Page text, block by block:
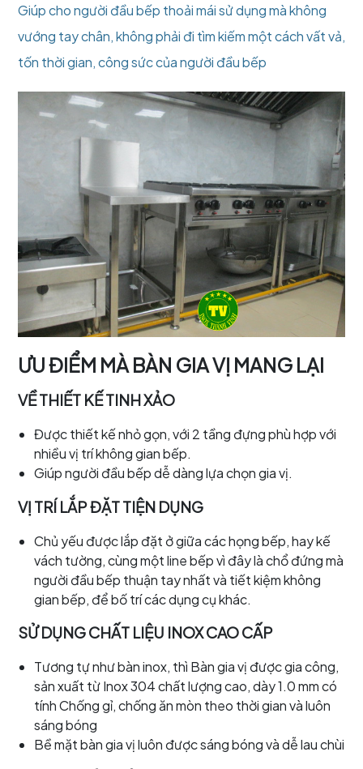
Giúp cho người đầu bếp thoải mái sử dụng mà không
vướng tay chân, không phải đi tìm kiếm một cách vất vả,
tốn thời gian, công sức của người đầu bếp
ƯU ĐIỂM MÀ BÀN GIA VỊ MANG LẠI
VỀ THIẾT KẾ TINH XẢO
Được thiết kế nhỏ gọn, với 2 tầng đựng phù hợp với
nhiều vị trí không gian bếp.
Giúp người đầu bếp dễ dàng lựa chọn gia vị.
VỊ TRÍ LẮP ĐẶT TIỆN DỤNG
Chủ yếu được lắp đặt ở giữa các họng bếp, hay kế
vách tường, cùng một line bếp vì đây là chổ đứng mà
người đầu bếp thuận tay nhất và tiết kiệm không
gian bếp, để bố trí các dụng cụ khác.
SỬ DỤNG CHẤT LIỆU INOX CAO CẤP
Tương tự như bàn inox, thì Bàn gia vị được gia công,
sản xuất từ Inox 304 chất lượng cao, dày 1.0 mm có
tính Chống gỉ, chống ăn mòn theo thời gian và luôn
sáng bóng
Bề mặt bàn gia vị luôn được sáng bóng và dễ lau chùi